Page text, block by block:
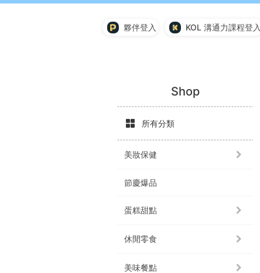
夥伴登入 KOL 溝通力課程登入
Shop
所有分類
美妝保健
節慶爆品
蛋糕甜點
休閒零食
美味餐點